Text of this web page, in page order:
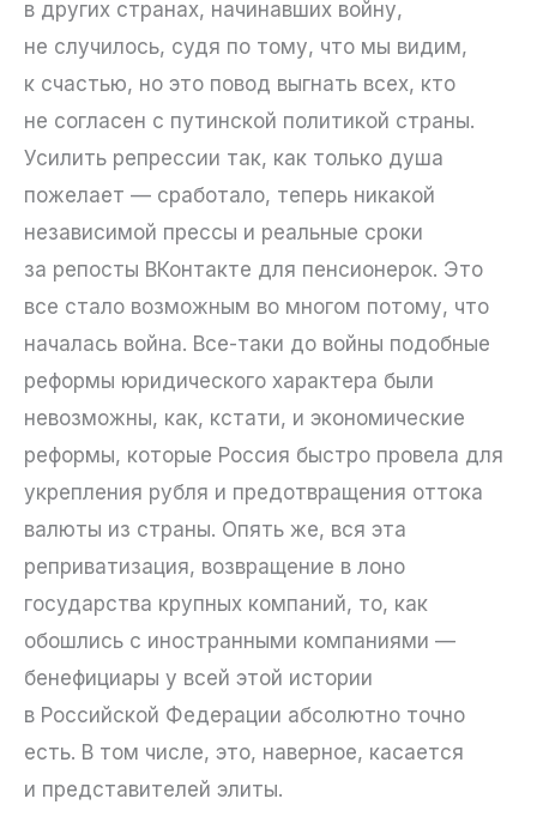
в других странах, начинавших войну,
не случилось, судя по тому, что мы видим,
к счастью, но это повод выгнать всех, кто
не согласен с путинской политикой страны.
Усилить репрессии так, как только душа
пожелает — сработало, теперь никакой
независимой прессы и реальные сроки
за репосты ВКонтакте для пенсионерок. Это
все стало возможным во многом потому, что
началась война. Все-таки до войны подобные
реформы юридического характера были
невозможны, как, кстати, и экономические
реформы, которые Россия быстро провела для
укрепления рубля и предотвращения оттока
валюты из страны. Опять же, вся эта
реприватизация, возвращение в лоно
государства крупных компаний, то, как
обошлись с иностранными компаниями —
бенефициары у всей этой истории
в Российской Федерации абсолютно точно
есть. В том числе, это, наверное, касается
и представителей элиты.